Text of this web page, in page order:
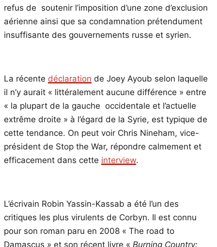
refus de soutenir l’imposition d’une zone d’exclusion
aérienne ainsi que sa condamnation prétendument
insuffisante des gouvernements russe et syrien.
La récente déclaration de Joey Ayoub selon laquelle
il n’y aurait « littéralement aucune différence » entre
« la plupart de la gauche occidentale et l’actuelle
extrême droite » à l’égard de la Syrie, est typique de
cette tendance. On peut voir Chris Nineham, vice-
président de Stop the War, répondre calmement et
efficacement dans cette interview.
L’écrivain Robin Yassin-Kassab a été l’un des
critiques les plus virulents de Corbyn. Il est connu
pour son roman paru en 2008 « The road to
Damascus » et son récent livre « Burning Country: